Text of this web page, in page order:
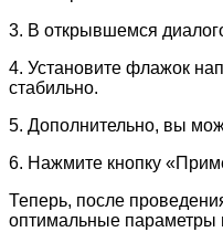
3. В открывшемся
4. Установите флажок
стабильно.
5. Дополнительно, вы
6. Нажмите кнопку
Теперь, после
оптимальные параметры